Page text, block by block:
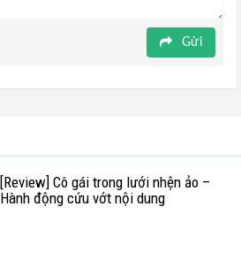
Gửi
[Review] Cô gái trong lưới nhện ảo –
Hành động cứu vớt nội dung